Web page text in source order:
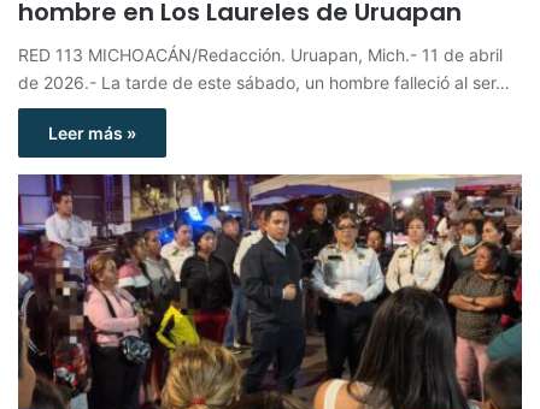
hombre en Los Laureles de Uruapan
RED 113 MICHOACÁN/Redacción. Uruapan, Mich.- 11 de abril
de 2026.- La tarde de este sábado, un hombre falleció al ser…
Leer más »